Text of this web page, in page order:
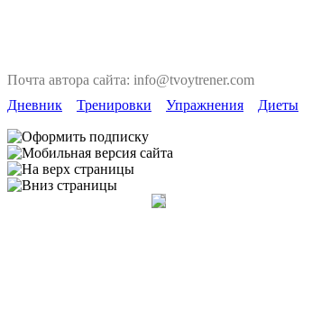
Почта автора сайта: info@tvoytrener.com
Дневник
Тренировки Упражнения Диеты